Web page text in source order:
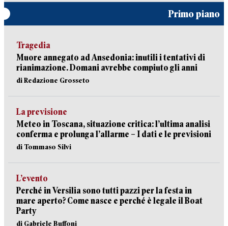
Primo piano
Tragedia
Muore annegato ad Ansedonia: inutili i tentativi di
rianimazione. Domani avrebbe compiuto gli anni
di Redazione Grosseto
La previsione
Meteo in Toscana, situazione critica: l’ultima analisi
conferma e prolunga l’allarme – I dati e le previsioni
di Tommaso Silvi
L’evento
Perché in Versilia sono tutti pazzi per la festa in
mare aperto? Come nasce e perché è legale il Boat
Party
di Gabriele Buffoni